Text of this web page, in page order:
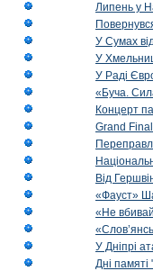
Липень у
У Сумах
У
У Раді
«Буча.
Концерт
Grand
Від
«Фауст»
«Не
У Дніпрі
Дні памяті